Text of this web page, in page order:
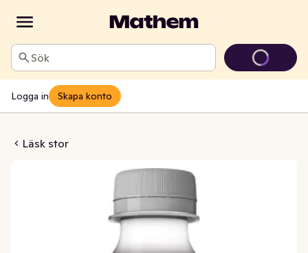
Sök
Logga in Skapa konto
Läsk stor
Sugar